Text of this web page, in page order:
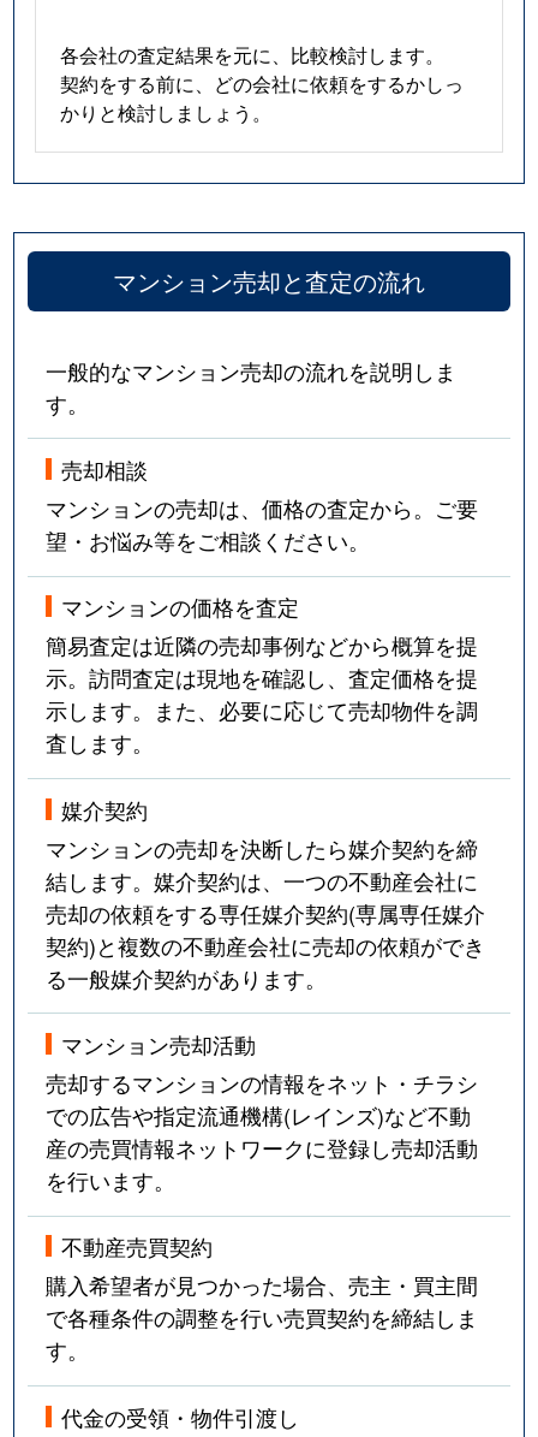
各会社の査定結果を元に、比較検討します。
契約をする前に、どの会社に依頼をするかしっ
かりと検討しましょう。
マンション売却と査定の流れ
一般的なマンション売却の流れを説明しま
す。
売却相談
マンションの売却は、価格の査定から。ご要
望・お悩み等をご相談ください。
マンションの価格を査定
簡易査定は近隣の売却事例などから概算を提
示。訪問査定は現地を確認し、査定価格を提
示します。また、必要に応じて売却物件を調
査します。
媒介契約
マンションの売却を決断したら媒介契約を締
結します。媒介契約は、一つの不動産会社に
売却の依頼をする専任媒介契約(専属専任媒介
契約)と複数の不動産会社に売却の依頼ができ
る一般媒介契約があります。
マンション売却活動
売却するマンションの情報をネット・チラシ
での広告や指定流通機構(レインズ)など不動
産の売買情報ネットワークに登録し売却活動
を行います。
不動産売買契約
購入希望者が見つかった場合、売主・買主間
で各種条件の調整を行い売買契約を締結しま
す。
代金の受領・物件引渡し